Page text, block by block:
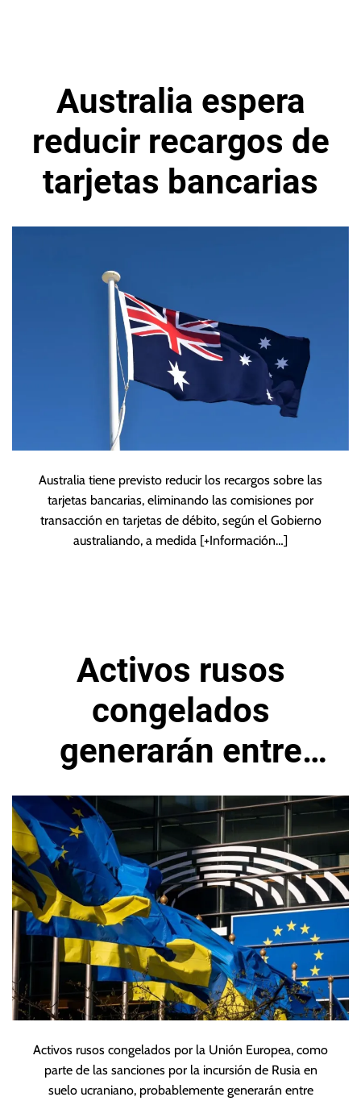
Australia espera
reducir recargos de
tarjetas bancarias
Australia tiene previsto reducir los recargos sobre las
tarjetas bancarias, eliminando las comisiones por
transacción en tarjetas de débito, según el Gobierno
australiando, a medida [+Información…]
Activos rusos
congelados
generarán entre
15.000 y 20.000
millones hasta
2027
Activos rusos congelados por la Unión Europea, como
parte de las sanciones por la incursión de Rusia en
suelo ucraniano, probablemente generarán entre